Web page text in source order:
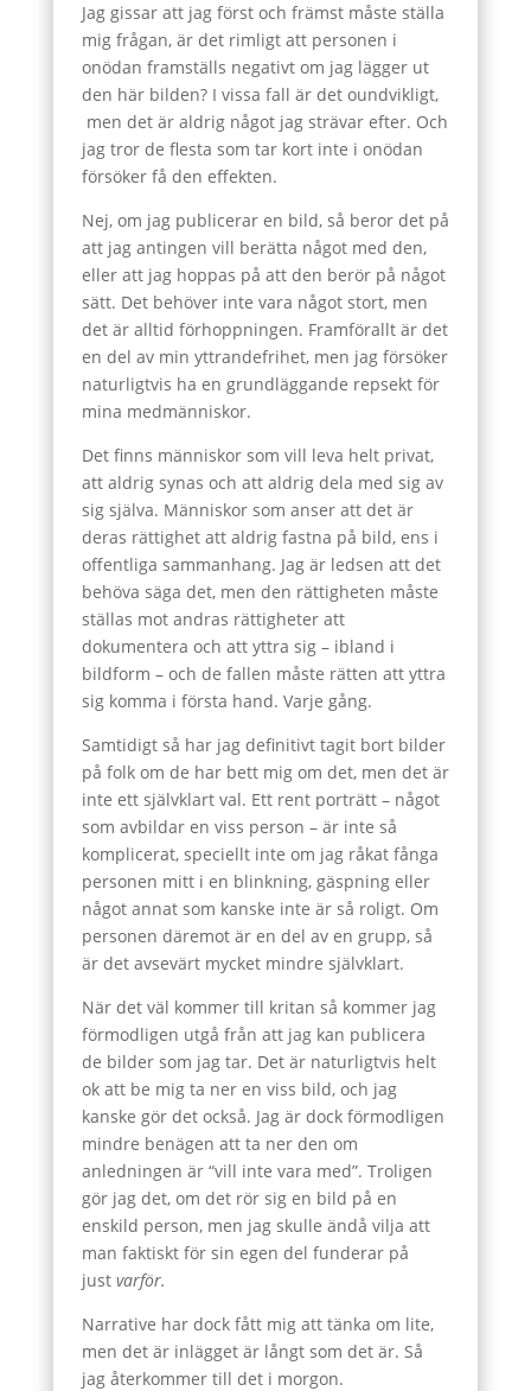
Jag gissar att jag först och främst måste ställa
mig frågan, är det rimligt att personen i
onödan framställs negativt om jag lägger ut
den här bilden? I vissa fall är det oundvikligt,
men det är aldrig något jag strävar efter. Och
jag tror de flesta som tar kort inte i onödan
försöker få den effekten.
Nej, om jag publicerar en bild, så beror det på
att jag antingen vill berätta något med den,
eller att jag hoppas på att den berör på något
sätt. Det behöver inte vara något stort, men
det är alltid förhoppningen. Framförallt är det
en del av min yttrandefrihet, men jag försöker
naturligtvis ha en grundläggande repsekt för
mina medmänniskor.
Det finns människor som vill leva helt privat,
att aldrig synas och att aldrig dela med sig av
sig själva. Människor som anser att det är
deras rättighet att aldrig fastna på bild, ens i
offentliga sammanhang. Jag är ledsen att det
behöva säga det, men den rättigheten måste
ställas mot andras rättigheter att
dokumentera och att yttra sig – ibland i
bildform – och de fallen måste rätten att yttra
sig komma i första hand. Varje gång.
Samtidigt så har jag definitivt tagit bort bilder
på folk om de har bett mig om det, men det är
inte ett självklart val. Ett rent porträtt – något
som avbildar en viss person – är inte så
komplicerat, speciellt inte om jag råkat fånga
personen mitt i en blinkning, gäspning eller
något annat som kanske inte är så roligt. Om
personen däremot är en del av en grupp, så
är det avsevärt mycket mindre självklart.
När det väl kommer till kritan så kommer jag
förmodligen utgå från att jag kan publicera
de bilder som jag tar. Det är naturligtvis helt
ok att be mig ta ner en viss bild, och jag
kanske gör det också. Jag är dock förmodligen
mindre benägen att ta ner den om
anledningen är “vill inte vara med”. Troligen
gör jag det, om det rör sig en bild på en
enskild person, men jag skulle ändå vilja att
man faktiskt för sin egen del funderar på
just varför.
Narrative har dock fått mig att tänka om lite,
men det är inlägget är långt som det är. Så
jag återkommer till det i morgon.